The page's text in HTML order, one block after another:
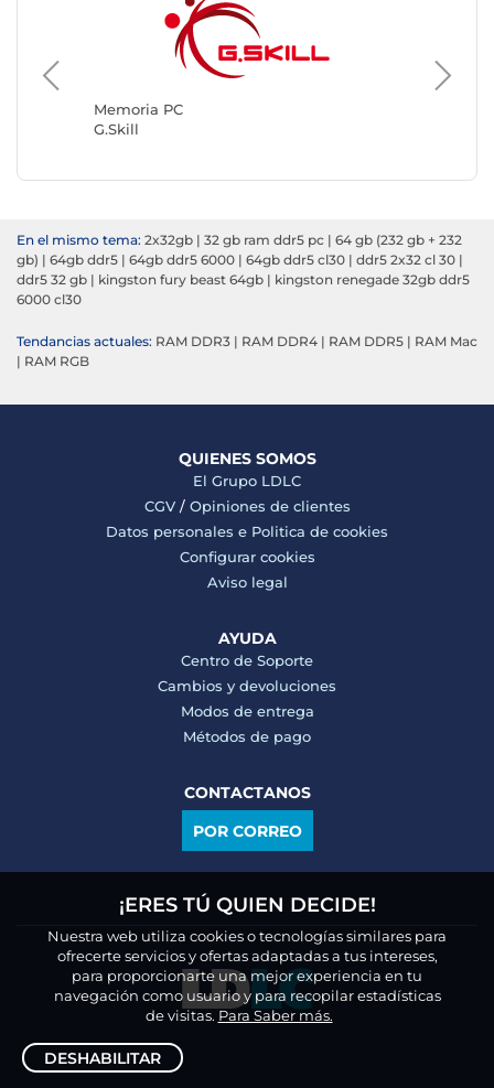
Memoria PC
G.Skill
En el mismo tema: 2x32gb | 32 gb ram ddr5 pc | 64 gb (232 gb + 232
gb) | 64gb ddr5 | 64gb ddr5 6000 | 64gb ddr5 cl30 | ddr5 2x32 cl 30 |
ddr5 32 gb | kingston fury beast 64gb | kingston renegade 32gb ddr5
6000 cl30
Tendancias actuales: RAM DDR3 | RAM DDR4 | RAM DDR5 | RAM Mac
| RAM RGB
QUIENES SOMOS
El Grupo LDLC
CGV/ Opiniones de clientes
Datos personales e Politica de cookies
Configurar cookies
Aviso legal
AYUDA
Centro de Soporte
Cambios y devoluciones
Modos de entrega
Métodos de pago
CONTACTANOS
POR CORREO
¡ERES TÚ QUIEN DECIDE!
Nuestra web utiliza cookies o tecnologías similares para
ofrecerte servicios y ofertas adaptadas a tus intereses,
para proporcionarte una mejor experiencia en tu
navegación como usuario y para recopilar estadísticas
de visitas. Para Saber más.
DESHABILITAR